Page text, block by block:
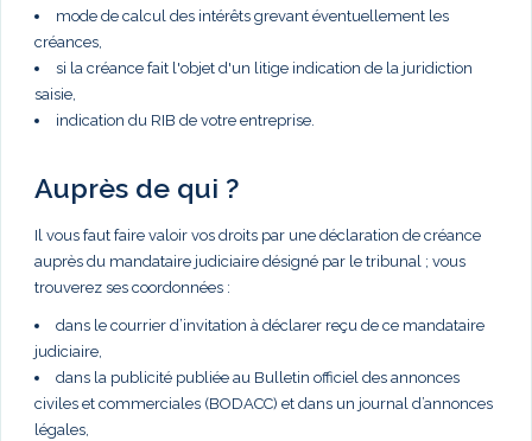
mode de calcul des intérêts grevant éventuellement les
créances,
si la créance fait l'objet d'un litige indication de la juridiction
saisie,
indication du RIB de votre entreprise.
Auprès de qui ?
Il vous faut faire valoir vos droits par une déclaration de créance
auprès du mandataire judiciaire désigné par le tribunal ; vous
trouverez ses coordonnées :
dans le courrier d’invitation à déclarer reçu de ce mandataire
judiciaire,
dans la publicité publiée au Bulletin officiel des annonces
civiles et commerciales (BODACC) et dans un journal d’annonces
légales,